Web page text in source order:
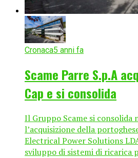
Cronaca5 anni fa
Scame Parre S.p.A
Cap e si consolida
Il Gruppo Scame si consolida
l’acquisizione della
Electrical Power Solutions
sviluppo di sistemi di ricarica